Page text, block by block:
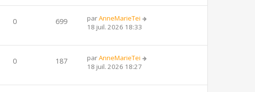
0 699 parAnneMarieTei
18 juil. 2026 18:33
0 187 parAnneMarieTei
18 juil. 2026 18:27